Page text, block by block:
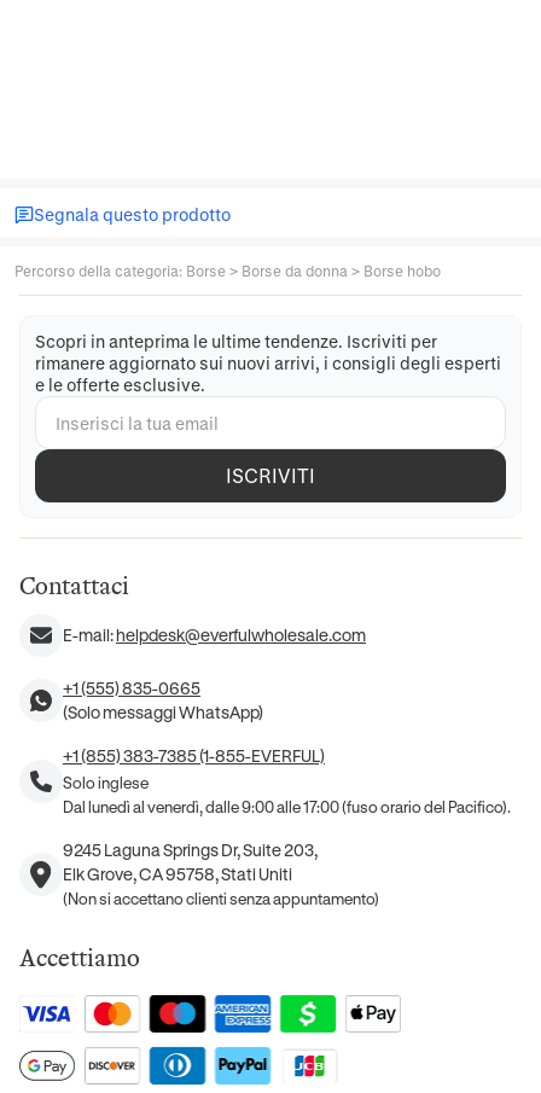
Segnala questo prodotto
Percorso della categoria: Borse > Borse da donna > Borse hobo
Scopri in anteprima le ultime tendenze. Iscriviti per
rimanere aggiornato sui nuovi arrivi, i consigli degli esperti
e le offerte esclusive.
ISCRIVITI
Contattaci
E-mail:helpdesk@everfulwholesale.com
+1 (555) 835-0665
(Solo messaggi WhatsApp)
+1 (855) 383-7385 (1-855-EVERFUL)
Solo inglese
Dal lunedì al venerdì, dalle 9:00 alle 17:00 (fuso orario del Pacifico).
9245 Laguna Springs Dr, Suite 203,
Elk Grove, CA 95758, Stati Uniti
(Non si accettano clienti senza appuntamento)
Accettiamo